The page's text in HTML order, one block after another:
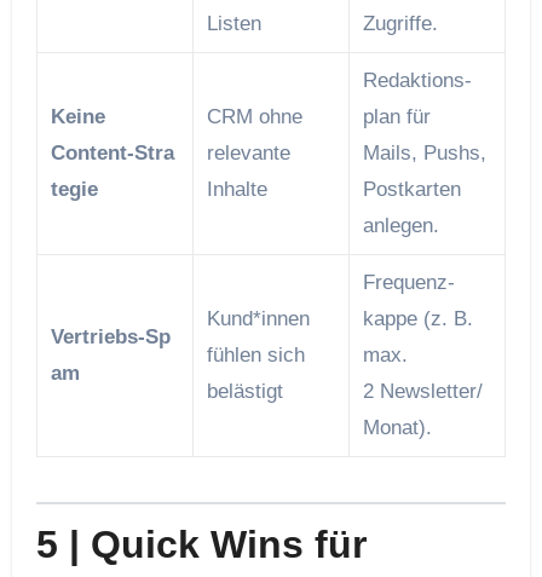
Listen
Zugriffe.
Keine
Content‑Stra
tegie
CRM ohne
relevante
Inhalte
Redaktions­
plan für
Mails, Pushs,
Postkarten
anlegen.
Vertriebs‑Sp
am
Kund*innen
fühlen sich
belästigt
Frequenz­
kappe (z. B.
max.
2 Newsletter/
Monat).
5 | Quick Wins für